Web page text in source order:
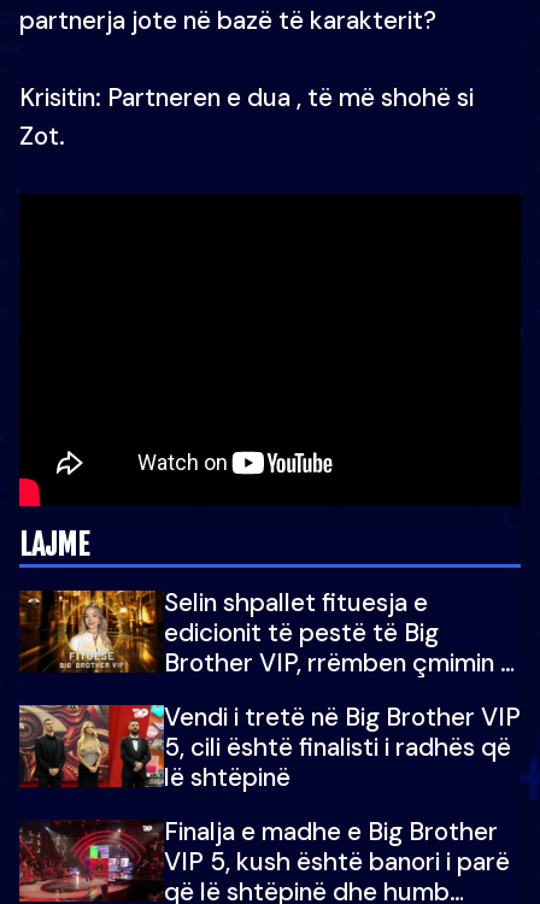
partnerja jote në bazë të karakterit?
Krisitin: Partneren e dua , të më shohë si
Zot.
LAJME
Selin shpallet fituesja e
edicionit të pestë të Big
Brother VIP, rrëmben çmimin e
Vendi i tretë në Big Brother VIP
5, cili është finalisti i radhës që
lë shtëpinë
Finalja e madhe e Big Brother
VIP 5, kush është banori i parë
që lë shtëpinë dhe humb